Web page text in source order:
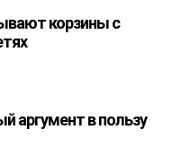
корзины с
аргумент в пользу